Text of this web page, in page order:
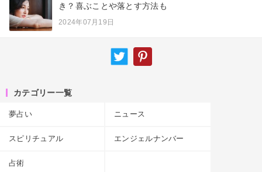
き？喜ぶことや落とす方法も
2024年07月19日
カテゴリー一覧
夢占い ニュース
スピリチュアル エンジェルナンバー
占術